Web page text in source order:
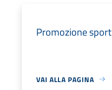
Promozione sport
VAI ALLA PAGINA